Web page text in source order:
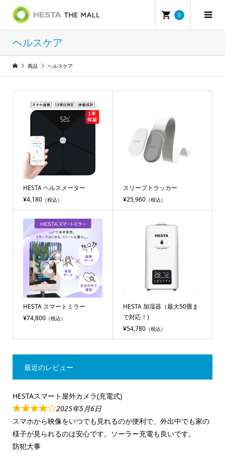
0
ヘルスケア
商品 ヘルスケア
HESTA ヘルスメーター
¥4,180（税込）
スリープトラッカー
¥25,960（税込）
HESTA スマートミラー
¥74,800（税込）
HESTA 加湿器（最大50畳ま
で対応！)
¥54,780（税込）
最近のレビュー
HESTAスマート屋外カメラ(充電式)
2025年5月6日
スマホから映像をいつでも見れるのが便利で、外出中でも家の
様子が見られるのは安心です。ソーラー充電も良いです。
防犯大事